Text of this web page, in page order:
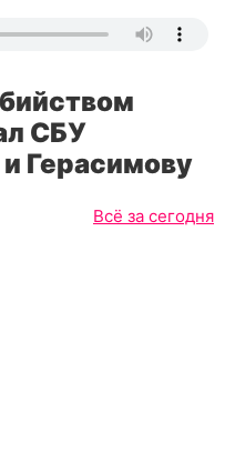
СБУ
Герасимову
Всё за сегодня